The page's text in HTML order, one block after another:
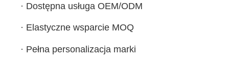
· Dostępna usługa OEM/ODM
· Elastyczne wsparcie MOQ
· Pełna personalizacja marki